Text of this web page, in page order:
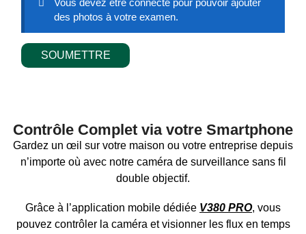
Vous devez être connecté pour pouvoir ajouter
des photos à votre examen.
Contrôle Complet via votre Smartphone
Gardez un œil sur votre maison ou votre entreprise depuis
n’importe où avec notre caméra de surveillance sans fil
double objectif.
Grâce à l’application mobile dédiée V380 PRO, vous
pouvez contrôler la caméra et visionner les flux en temps